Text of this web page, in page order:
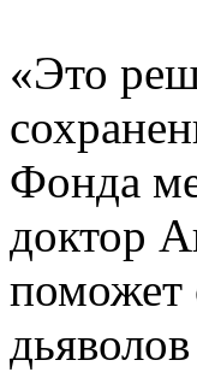
«Это
Фонда
доктор
поможет